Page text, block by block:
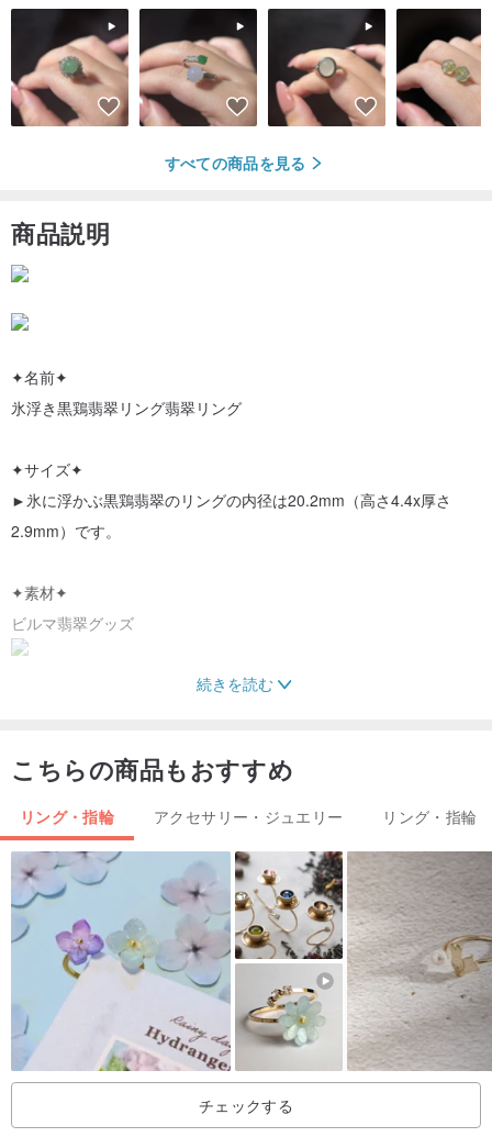
すべての商品を見る
商品説明
✦名前✦
氷浮き黒鶏翡翠リング翡翠リング
✦サイズ✦
►氷に浮かぶ黒鶏翡翠のリングの内径は20.2mm（高さ4.4x厚さ
2.9mm）です。
✦素材✦
ビルマ翡翠グッズ
手の円周はセンチメートル（cm）で計算され、巻尺を使用して手の
延長：追加料金が必要です（各翡翠の価格は異なります。見積もり
についてはお問い合わせください）
►素材
925シルバーまたはK14ゴールドチェーンは、個人のニーズに応じて
カスタマイズできます
►エクステンションチェーン（バッファーバックル）
エクステンションチェーン（バッファーバックル）を長くしたくな
い場合は、短くすることができます
続きを読む
こちらの商品もおすすめ
リング・指輪 アクセサリー・ジュエリー リング・指輪
チェックする